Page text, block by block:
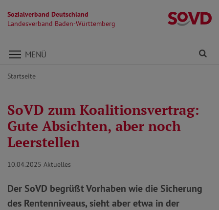
Sozialverband Deutschland
Landesverband Baden-Württemberg
Direkt zu den Inhalten springen
MENÜ
Startseite
SoVD zum Koalitionsvertrag:
Gute Absichten, aber noch
Leerstellen
10.04.2025 Aktuelles
Der SoVD begrüßt Vorhaben wie die Sicherung
des Rentenniveaus, sieht aber etwa in der